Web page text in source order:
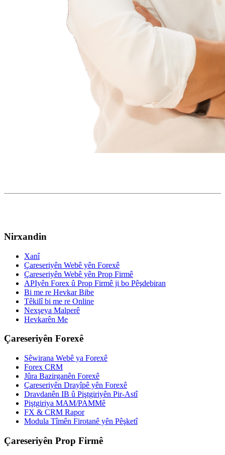
Nirxandin
Xanî
Çareseriyên Webê yên Forexê
Çareseriyên Webê yên Prop Firmê
APIyên Forex û Prop Firmê ji bo Pêşdebiran
Bi me re Hevkar Bibe
Têkilî bi me re Online
Nexşeya Malperê
Hevkarên Me
Çareseriyên Forexê
Sêwirana Webê ya Forexê
Forex CRM
Jûra Bazirganên Forexê
Çareseriyên Drayîpê yên Forexê
Dravdanên IB û Piştgiriyên Pir-Astî
Piştgiriya MAM/PAMMê
FX & CRM Rapor
Modula Tîmên Firotanê yên Pêşketî
Çareseriyên Prop Firmê